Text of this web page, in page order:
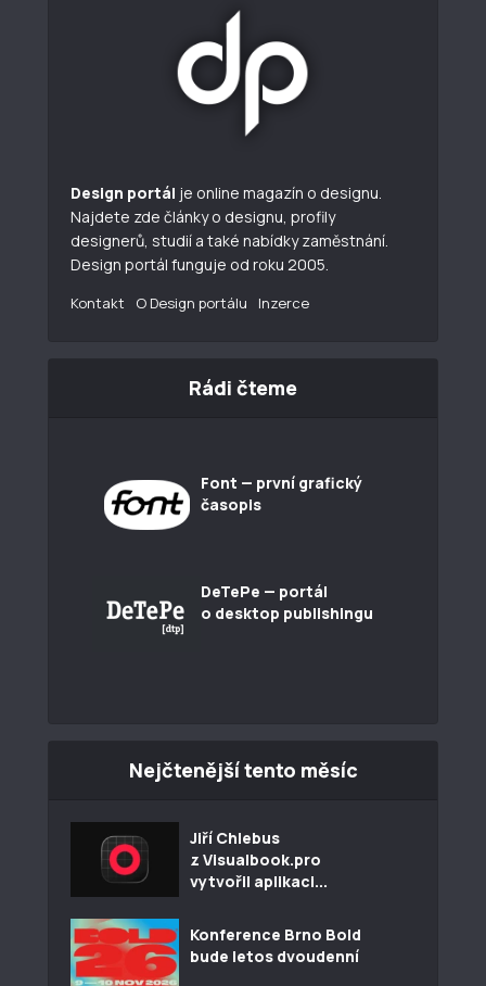
Design portál je online magazín o designu.
Najdete zde články o designu, profily
designerů, studií a také nabídky zaměstnání.
Design portál funguje od roku 2005.
Kontakt O Design portálu Inzerce
Rádi čteme
Font — první grafický
časopis
DeTePe — portál
o desktop publishingu
Nejčtenější tento měsíc
Jiří Chlebus
z Visualbook.pro
vytvořil aplikaci...
Konference Brno Bold
bude letos dvoudenní